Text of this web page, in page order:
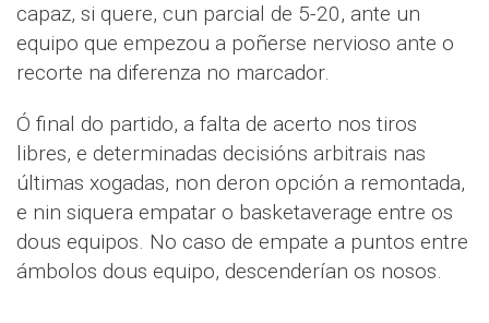
capaz, si quere, cun parcial de 5-20, ante un
equipo que empezou a poñerse nervioso ante o
recorte na diferenza no marcador.
Ó final do partido, a falta de acerto nos tiros
libres, e determinadas decisións arbitrais nas
últimas xogadas, non deron opción a remontada,
e nin siquera empatar o basketaverage entre os
dous equipos. No caso de empate a puntos entre
ámbolos dous equipo, descenderían os nosos.